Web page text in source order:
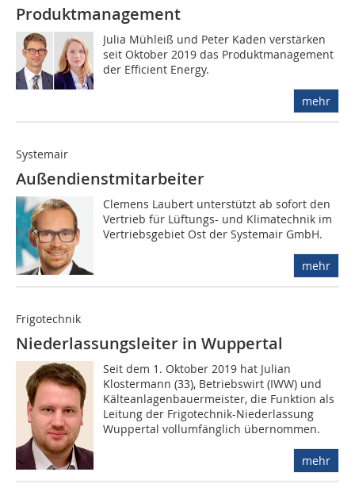
Produktmanagement
Julia Mühleiß und Peter Kaden verstärken
seit Oktober 2019 das Produktmanagement
der Efficient Energy.
mehr
Systemair
Außendienstmitarbeiter
Clemens Laubert unterstützt ab sofort den
Vertrieb für Lüftungs- und Klimatechnik im
Vertriebsgebiet Ost der Systemair GmbH.
mehr
Frigotechnik
Niederlassungsleiter in Wuppertal
Seit dem 1. Oktober 2019 hat Julian
Klostermann (33), Betriebswirt (IWW) und
Kälteanlagenbauermeister, die Funktion als
Leitung der Frigotechnik-Niederlassung
Wuppertal vollumfänglich übernommen.
mehr